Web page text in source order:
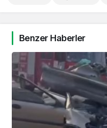
Benzer Haberler